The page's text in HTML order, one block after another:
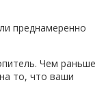
преднамеренно
Чем раньше
то, что ваши